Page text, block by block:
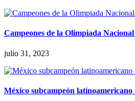
Campeones de la Olimpiada
julio 31, 2023
México subcampeón